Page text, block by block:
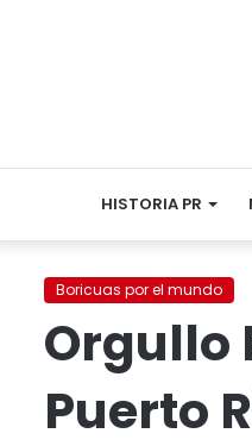
HISTORIA PR
Boricuas por el mundo
Orgullo
Puerto